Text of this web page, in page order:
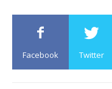
Facebook Twitter